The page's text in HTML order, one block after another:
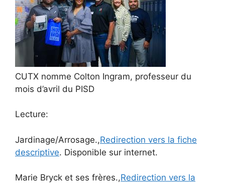
CUTX nomme Colton Ingram, professeur du
mois d’avril du PISD
Lecture:
Jardinage/Arrosage.,Redirection vers la fiche
descriptive. Disponible sur internet.
Marie Bryck et ses frères.,Redirection vers la